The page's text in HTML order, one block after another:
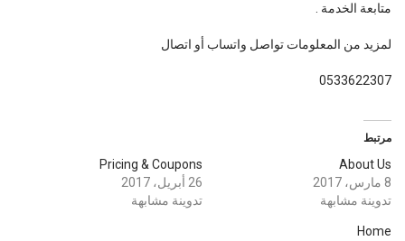
متابعة الخدمة .
لمزيد من المعلومات تواصل واتساب أو اتصال
0533622307
مرتبط
About Us
8 مارس، 2017
تدوينة مشابهة
Pricing & Coupons
26 أبريل، 2017
تدوينة مشابهة
Home